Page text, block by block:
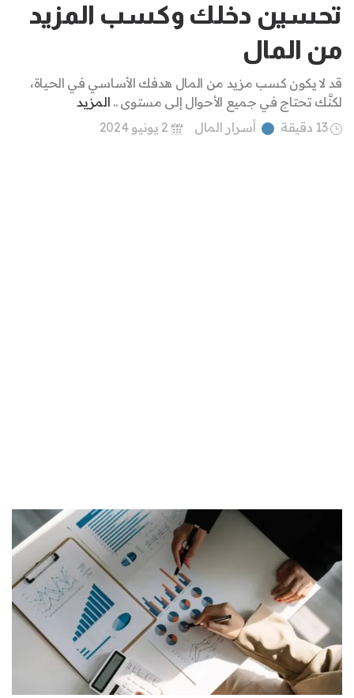
تحسين دخلك وكسب المزيد
من المال
قد لا يكون كسب مزيد من المال هدفك الأساسي في الحياة،
لكنَّك تحتاج في جميع الأحوال إلى مستوى .. المزيد
13 دقيقة
أسرار المال